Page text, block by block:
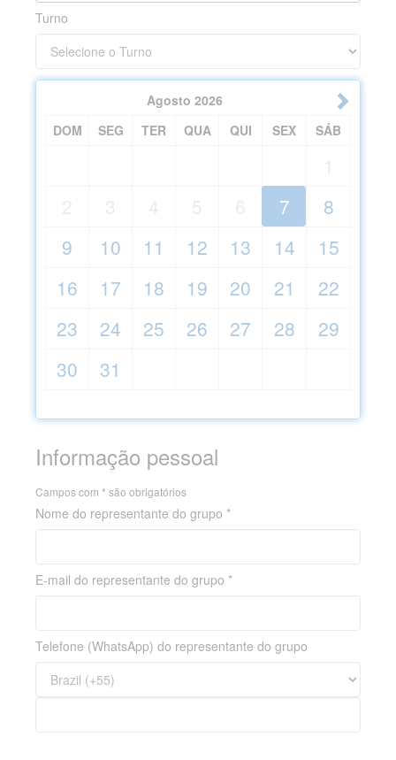
Turno
Agosto 2026
DOM
SEG TER QUA QUI SEX SÁB
7
8
9
10 11 12 13 14
15
16
17 18 19 20 21
22
23
24 25 26 27 28
29
30
31
Informação pessoal
Campos com * são obrigatórios
Nome do representante do grupo *
E-mail do representante do grupo *
Telefone (WhatsApp) do representante do grupo